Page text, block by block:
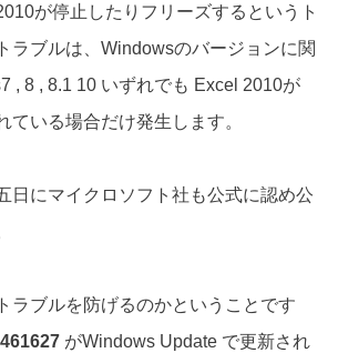
が停止したりフリーズするというト
ラブルは、Windowsのバージョンに関
, 8 , 8.1 10 いずれでも Excel 2010が
ている場合だけ発生します。
日にマイクロソフト社も公式に認め公
ラブルを防げるのかということです
がWindows Update で更新され